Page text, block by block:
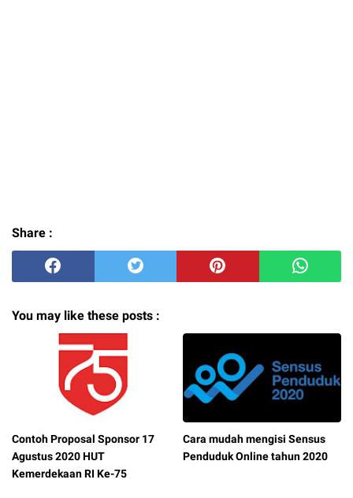
Share :
You may like these posts :
Contoh Proposal Sponsor 17
Agustus 2020 HUT
Kemerdekaan RI Ke-75
Cara mudah mengisi Sensus
Penduduk Online tahun 2020